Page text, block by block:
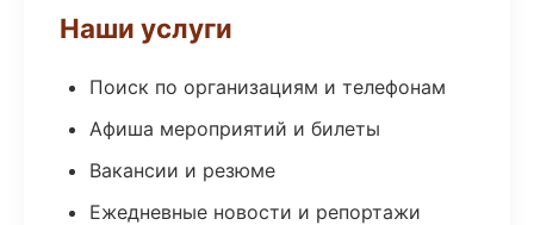
Наши услуги
Поиск по организациям и телефонам
Афиша мероприятий и билеты
Вакансии и резюме
Ежедневные новости и репортажи